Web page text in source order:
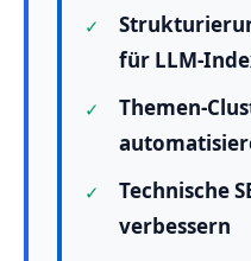
für LLM-
Themen-
Technische
verbessern